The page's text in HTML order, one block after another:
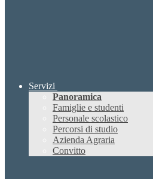
Servizi
Panoramica
Famiglie e studenti
Personale scolastico
Percorsi di studio
Azienda Agraria
Convitto